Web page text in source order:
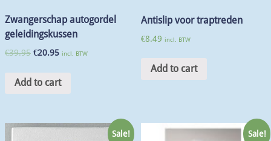
Zwangerschap autogordel
geleidingskussen
€39.95 €20.95 incl. BTW
Add to cart
Antislip voor traptreden
€8.49 incl. BTW
Add to cart
Sale! Sale!